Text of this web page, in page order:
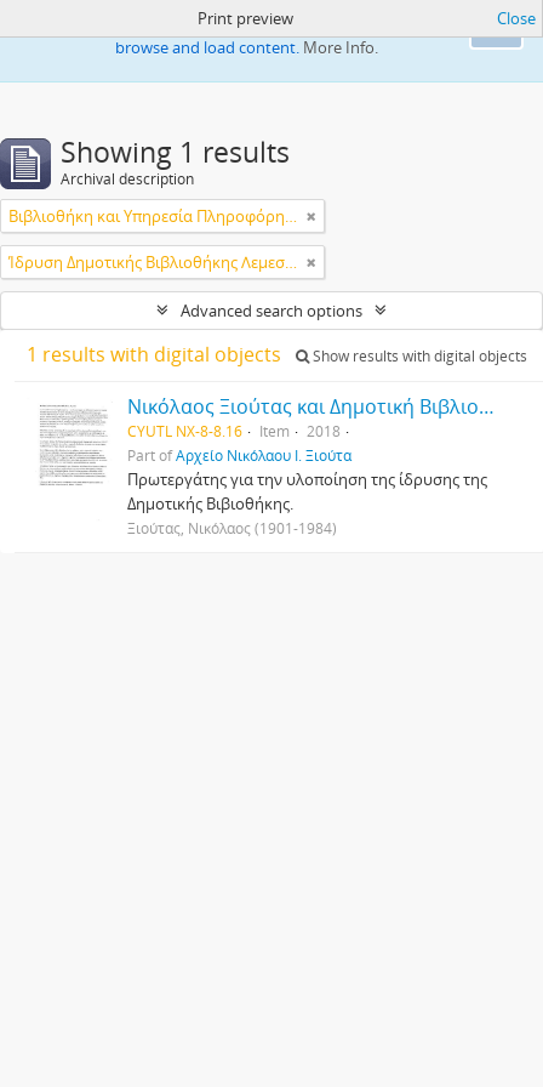
Ok
This website uses cookies to enhance your ability to
browse and load content. More Info.
Print preview Close
Showing 1 results
Archival description
Βιβλιοθήκη και Υπηρεσία Πληροφόρησης Τεχνολογικού Πανεπιστημίου Κύπρου
Ίδρυση Δημοτικής Βιβλιοθήκης Λεμεσού
Advanced search options
1 results with digital objects Show results with digital objects
Νικόλαος Ξιούτας και Δημοτική Βιβλιοθήκη Λεμεσού
CYUTL NX-8-8.16 Item
2018
Part ofΑρχείο Νικόλαου Ι. Ξιούτα
Πρωτεργάτης για την υλοποίηση της ίδρυσης της
Δημοτικής Βιβιοθήκης.
Ξιούτας, Νικόλαος (1901-1984)